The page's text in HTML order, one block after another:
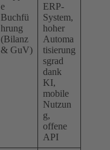
e
Buchfü
hrung
(Bilanz
& GuV)
ERP-
System,
hoher
Automa
tisierung
sgrad
dank
KI,
mobile
Nutzun
g,
offene
API